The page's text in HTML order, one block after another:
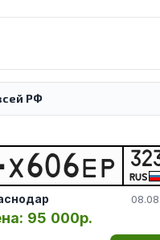
РФ
Х606ЕР RUS
95 000р.